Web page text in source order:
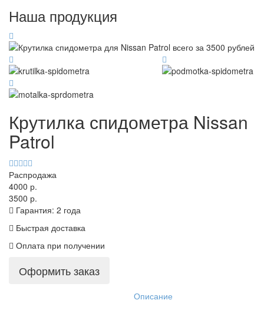
Наша продукция
Крутилка спидометра Nissan
Patrol
Распродажа
4000 р.
3500 р.
Гарантия: 2 года
Быстрая доставка
Оплата при получении
Оформить заказ
Описание